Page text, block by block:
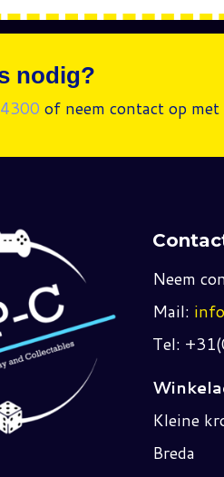
nodig?
of neem contact op
Neem
Mail:
Tel:
Kleine
Breda